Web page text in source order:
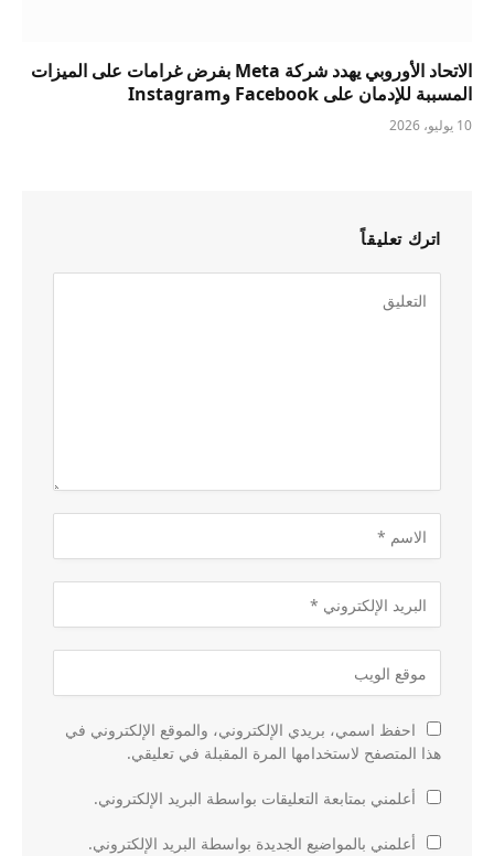
الاتحاد الأوروبي يهدد شركة Meta بفرض غرامات على الميزات
المسببة للإدمان على Facebook وInstagram
10 يوليو، 2026
اترك تعليقاً
احفظ اسمي، بريدي الإلكتروني، والموقع الإلكتروني في
هذا المتصفح لاستخدامها المرة المقبلة في تعليقي.
أعلمني بمتابعة التعليقات بواسطة البريد الإلكتروني.
أعلمني بالمواضيع الجديدة بواسطة البريد الإلكتروني.